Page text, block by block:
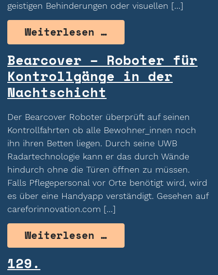
geistigen Behinderungen oder visuellen […]
Weiterlesen …from Crdl – Ein
Bearcover – Roboter für
Kontrollgänge in der
Nachtschicht
Der Bearcover Roboter überprüft auf seinen
Kontrollfahrten ob alle Bewohner_innen noch
ihn ihren Betten liegen. Durch seine UWB
Radartechnologie kann er das durch Wände
hindurch ohne die Türen öffnen zu müssen.
Falls Pflegepersonal vor Orte benötigt wird, wird
es über eine Handyapp verständigt. Gesehen auf
careforinnovation.com […]
Weiterlesen …from Bearcover
129.